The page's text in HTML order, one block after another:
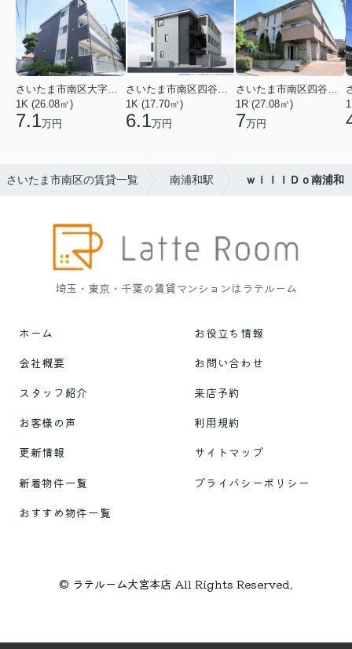
さいたま市南区大字太田窪
1K (26.08㎡)
7.1万円
さいたま市南区四谷２丁目
1K (17.70㎡)
6.1万円
さいたま市南区四谷２丁目
1R (27.08㎡)
7万円
さいたま市南区の賃貸一覧 南浦和駅 ｗｉｌｌＤｏ南浦和
埼玉・東京・千葉の賃貸マンションはラテルーム
ホーム
お役立ち情報
会社概要
お問い合わせ
スタッフ紹介
来店予約
お客様の声
利用規約
更新情報
サイトマップ
新着物件一覧
プライバシーポリシー
おすすめ物件一覧
© ラテルーム大宮本店 All Rights Reserved.